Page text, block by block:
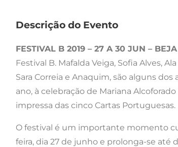
Descrição do Evento
FESTIVAL B 2019 – 27 A 30 JUN – BEJA
Festival B. Mafalda Veiga, Sofia Alves,
Sara Correia e Anaquim, são alguns
ano, à celebração de Mariana
impressa das cinco Cartas Portuguesas.
O festival é um importante momento
feira, dia 27 de junho e prolonga-se até